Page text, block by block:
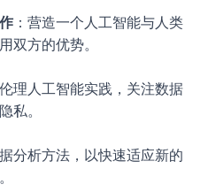
：营造一个人工智能与人类
双方的优势。
伦理人工智能实践，关注数据
私。
分析方法，以快速适应新的